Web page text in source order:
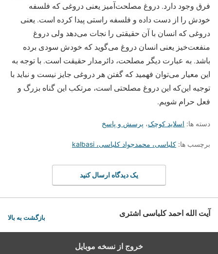
فرق وجود دارد. دروغ مصلحت‌آمیز یعنی دروغی که فلسفه
خودش را از دست داده و فلسفه راستی پیدا کرده است. یعنی
دروغی که انسان با آن حقیقتی را نجات می‌دهد ولی دروغ
منفعت‌خیز یعنی انسان دروغ می‌گوید که خودش سودی برده
باشد. به عبارت دیگر مصلحت، دائرمدار حقیقت است. با توجه به
این معیار می‌توان فهمید که گفتن هر دروغی جایز نیست و نباید با
توجیه این‌که این دروغ مصلحتی است، مرتکب این گناه بزرگ و
فعل حرام شویم.
دسته ها: اسلاید کوچک، پرسش و پاسخ
برچسب ها: کلباسی، محمدجواد کلباسی، kalbasi
یک دیدگاه ارسال کنید
آیت الله احمد کلباسی اشتری بازگشت به بالا
خروج از نسخه موبایل